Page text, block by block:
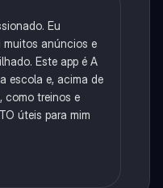
Eu
muitos anúncios e
Este app é A
escola e, acima de
como treinos e
úteis para mim